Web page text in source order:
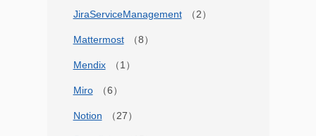
JiraServiceManagement
Mattermost
Mendix
Miro
Notion